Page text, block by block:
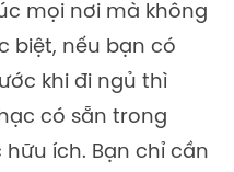
mọi nơi mà không
biệt, nếu bạn có
khi đi ngủ thì
có sẵn trong
hữu ích. Bạn chỉ cần